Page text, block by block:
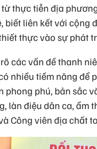
thực tiễn địa
biết liên kết với cộng
thực vào sự phát
các vấn đề thanh
nhiều tiềm năng để
phong phú, bản sắc
làn điệu dân ca, ẩm
Công viên địa chất